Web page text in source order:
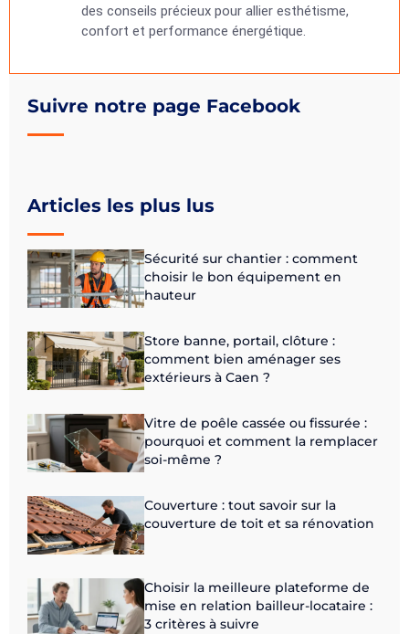
Suivre notre page Facebook
Articles les plus lus
Sécurité sur chantier : comment
choisir le bon équipement en
hauteur
Store banne, portail, clôture :
comment bien aménager ses
extérieurs à Caen ?
Vitre de poêle cassée ou fissurée :
pourquoi et comment la remplacer
soi-même ?
Couverture : tout savoir sur la
couverture de toit et sa rénovation
Choisir la meilleure plateforme de
mise en relation bailleur-locataire :
3 critères à suivre
des conseils précieux pour allier esthétisme,
confort et performance énergétique.